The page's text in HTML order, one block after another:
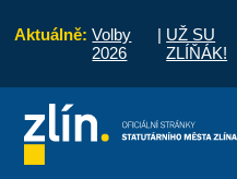
Aktuálně: Volby
2026
| UŽ SU
ZLÍŇÁK!